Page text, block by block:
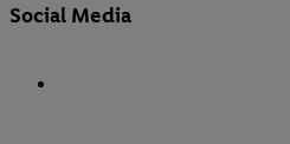
Social Media